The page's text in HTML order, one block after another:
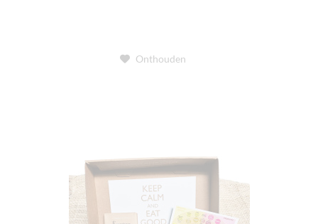
Onthouden